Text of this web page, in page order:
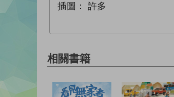
插圖：
許多
相關書籍